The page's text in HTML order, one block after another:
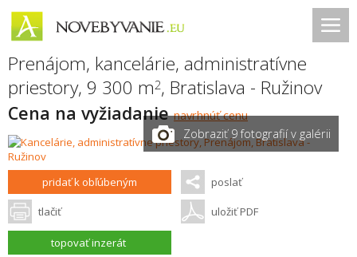
Prenájom, kancelárie, administratívne
priestory, 9 300 m2, Bratislava - Ružinov
Cena na vyžiadanienavrhnúť cenu
Zobraziť 9 fotografií v galérii
pridať k obľúbeným poslať
tlačiť uložiť PDF
topovať inzerát